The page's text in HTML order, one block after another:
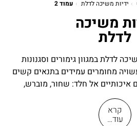
ידיות משיכה לדלת עמוד 2
משיכה
לדלת
לדלת במגוון גימורים וסגנונות
מחומרים עמידים בתנאים קשים
איכותיים אל חלד: שחור, מוברש,
זהב ועוד. בחירה הנכונה של הידית
נשכחת לביתכם.
קרא
עוד…